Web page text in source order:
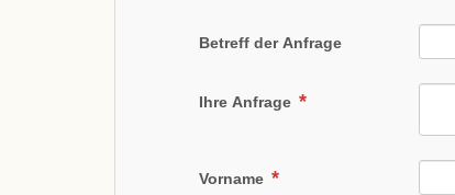
Betreff der Anfrage
Ihre Anfrage
Vorname